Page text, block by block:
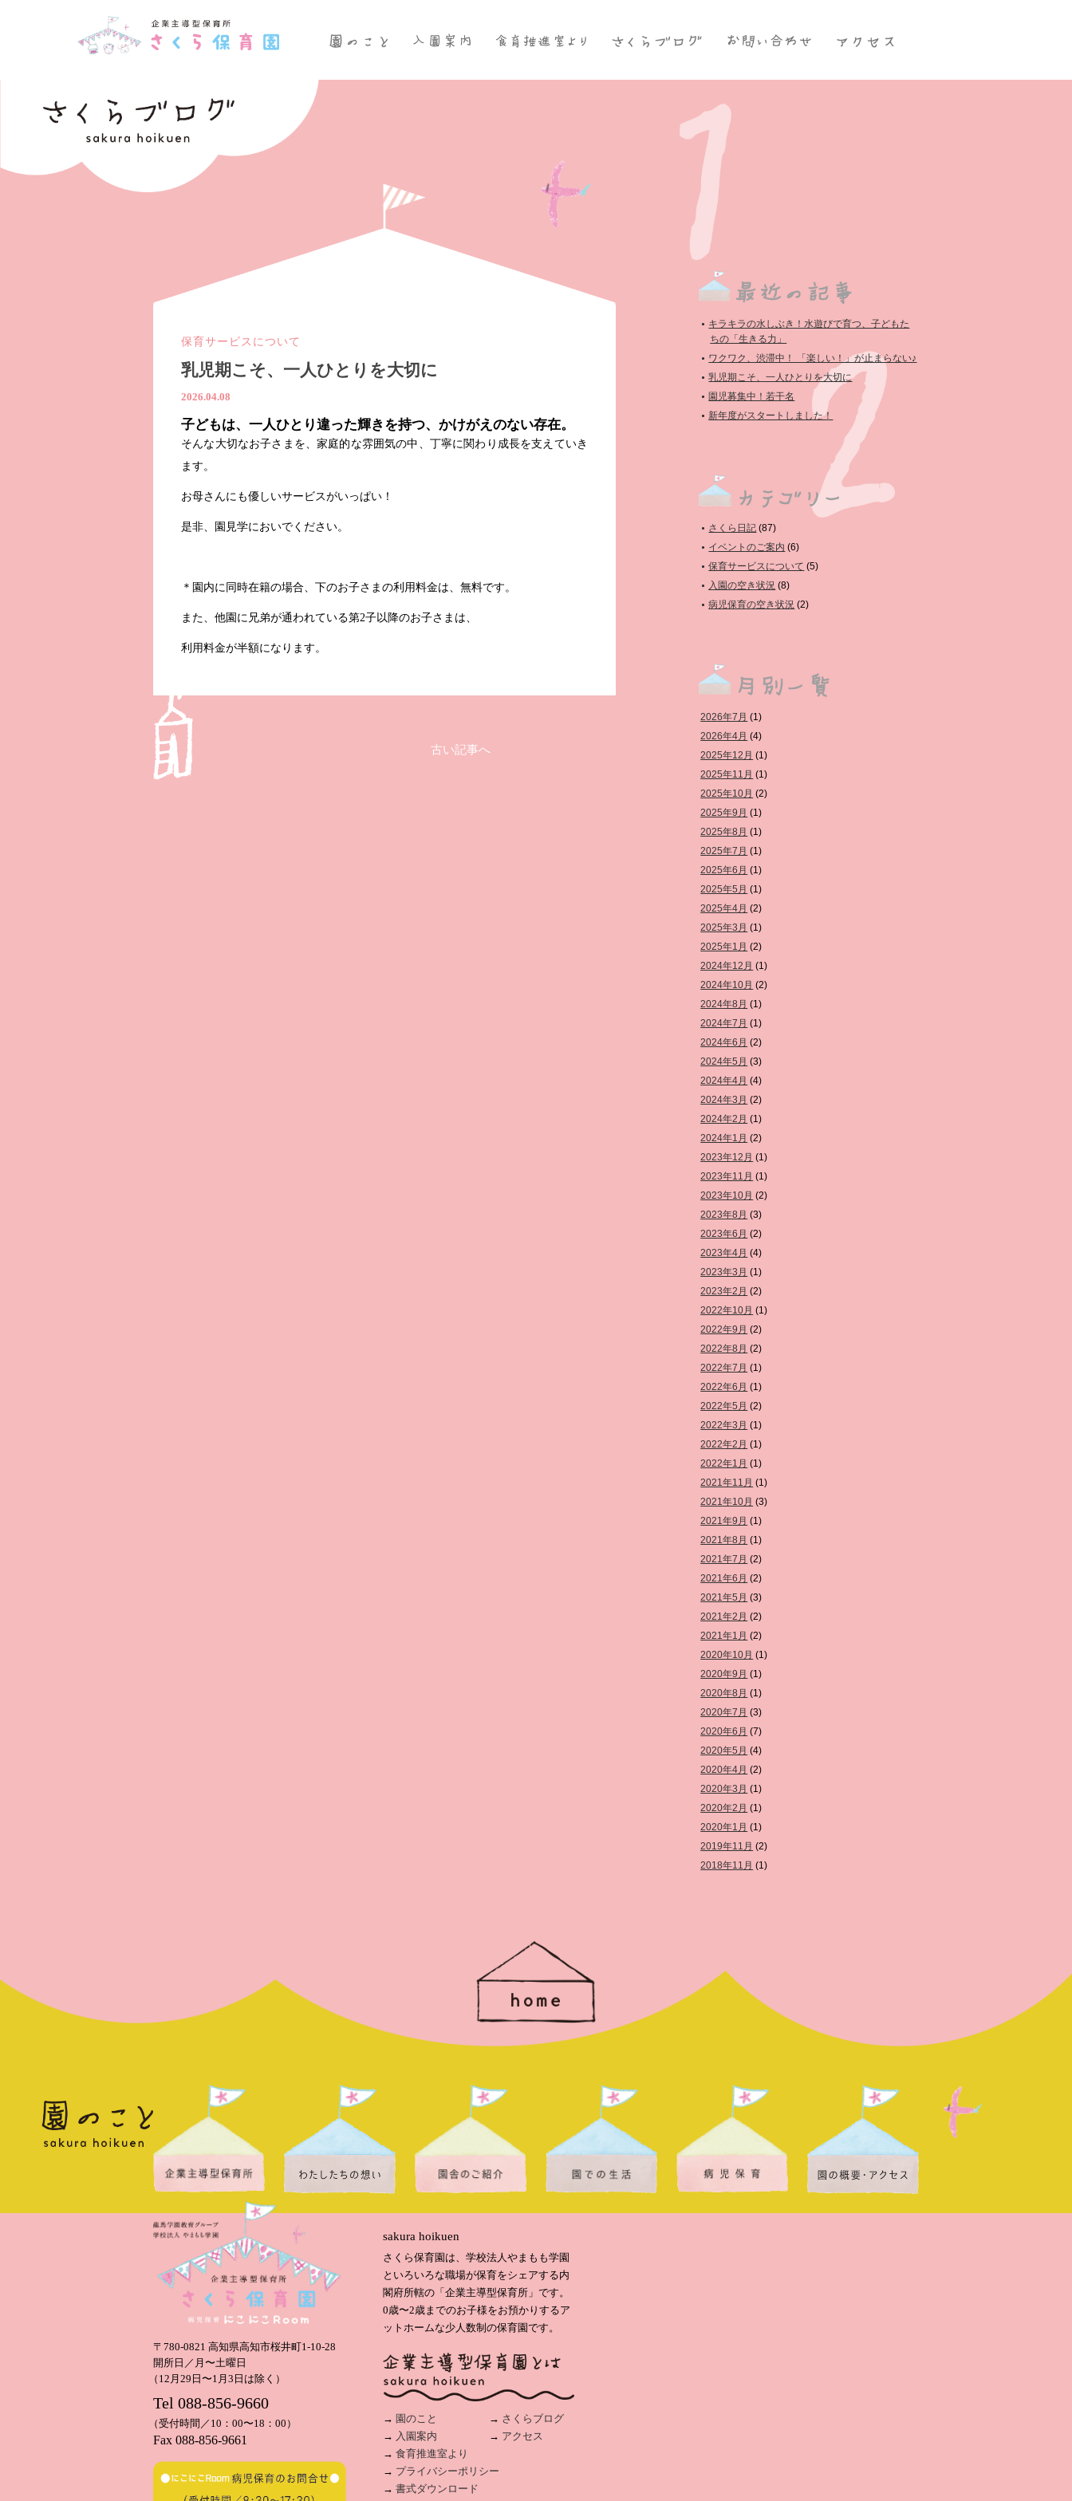
保育サービスについて
乳児期こそ、一人ひとりを大切に
2026.04.08
子どもは、一人ひとり違った輝きを持つ、かけがえのない存在。
そんな大切なお子さまを、家庭的な雰囲気の中、丁寧に関わり成長を支えていき
ます。
お母さんにも優しいサービスがいっぱい！
是非、園見学においでください。
＊園内に同時在籍の場合、下のお子さまの利用料金は、無料です。
また、他園に兄弟が通われている第2子以降のお子さまは、
利用料金が半額になります。
古い記事へ
キラキラの水しぶき！水遊びで育つ、子どもた
ちの「生きる力」
ワクワク、渋滞中！ 「楽しい！」が止まらない♪
乳児期こそ、一人ひとりを大切に
園児募集中！若干名
新年度がスタートしました！
さくら日記 (87)
イベントのご案内 (6)
保育サービスについて (5)
入園の空き状況 (8)
病児保育の空き状況 (2)
2026年7月 (1)
2026年4月 (4)
2025年12月 (1)
2025年11月 (1)
2025年10月 (2)
2025年9月 (1)
2025年8月 (1)
2025年7月 (1)
2025年6月 (1)
2025年5月 (1)
2025年4月 (2)
2025年3月 (1)
2025年1月 (2)
2024年12月 (1)
2024年10月 (2)
2024年8月 (1)
2024年7月 (1)
2024年6月 (2)
2024年5月 (3)
2024年4月 (4)
2024年3月 (2)
2024年2月 (1)
2024年1月 (2)
2023年12月 (1)
2023年11月 (1)
2023年10月 (2)
2023年8月 (3)
2023年6月 (2)
2023年4月 (4)
2023年3月 (1)
2023年2月 (2)
2022年10月 (1)
2022年9月 (2)
2022年8月 (2)
2022年7月 (1)
2022年6月 (1)
2022年5月 (2)
2022年3月 (1)
2022年2月 (1)
2022年1月 (1)
2021年11月 (1)
2021年10月 (3)
2021年9月 (1)
2021年8月 (1)
2021年7月 (2)
2021年6月 (2)
2021年5月 (3)
2021年2月 (2)
2021年1月 (2)
2020年10月 (1)
2020年9月 (1)
2020年8月 (1)
2020年7月 (3)
2020年6月 (7)
2020年5月 (4)
2020年4月 (2)
2020年3月 (1)
2020年2月 (1)
2020年1月 (1)
2019年11月 (2)
2018年11月 (1)
〒780-0821 高知県高知市桜井町1-10-28
開所日／月〜土曜日
（12月29日〜1月3日は除く）
Tel 088-856-9660
（受付時間／10：00〜18：00）
Fax 088-856-9661
sakura hoikuen
さくら保育園は、学校法人やまもも学園
といろいろな職場が保育をシェアする内
閣府所轄の「企業主導型保育所」です。
0歳〜2歳までのお子様をお預かりするア
ットホームな少人数制の保育園です。
→ 園のこと → さくらブログ
→ 入園案内 → アクセス
→ 食育推進室より
→ プライバシーポリシー
→ 書式ダウンロード